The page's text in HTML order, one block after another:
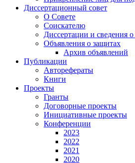
Диссертационный совет
О Совете
Соискателю
Диссертации и сведения о
Объявления о защитах
Архив объявлений
Публикации
Авторефераты
Книги
Проекты
Гранты
Договорные проекты
Инициативные проекты
Конференции
2023
2022
2021
2020